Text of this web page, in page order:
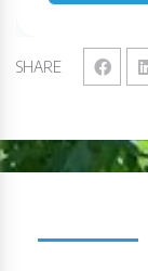
SHARE